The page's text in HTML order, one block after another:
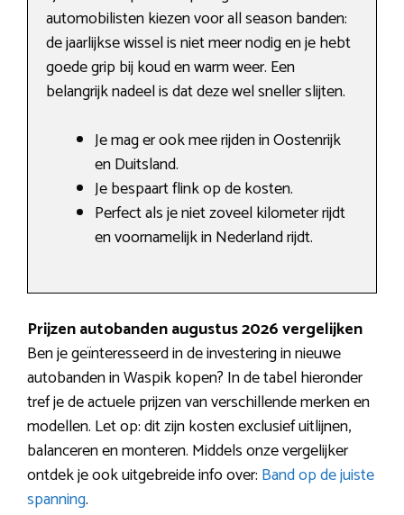
automobilisten kiezen voor all season banden:
de jaarlijkse wissel is niet meer nodig en je hebt
goede grip bij koud en warm weer. Een
belangrijk nadeel is dat deze wel sneller slijten.
Je mag er ook mee rijden in Oostenrijk
en Duitsland.
Je bespaart flink op de kosten.
Perfect als je niet zoveel kilometer rijdt
en voornamelijk in Nederland rijdt.
Prijzen autobanden augustus 2026 vergelijken
Ben je geïnteresseerd in de investering in nieuwe
autobanden in Waspik kopen? In de tabel hieronder
tref je de actuele prijzen van verschillende merken en
modellen. Let op: dit zijn kosten exclusief uitlijnen,
balanceren en monteren. Middels onze vergelijker
ontdek je ook uitgebreide info over: Band op de juiste
spanning.